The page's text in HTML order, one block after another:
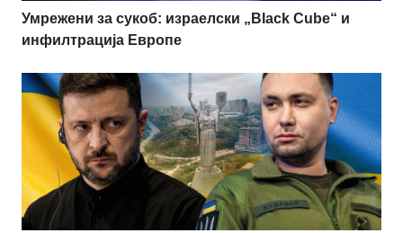
Умрежени за сукоб: израелски „Black Cube“ и
инфилтрација Европе